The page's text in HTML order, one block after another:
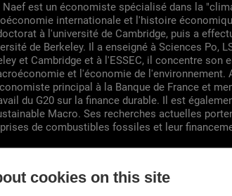
Naef est un économiste spécialisé dans la
internationale et l'histoire
à l'université de Cambridge, puis a
de Berkeley. Il a enseigné à Sciences Po,
et Cambridge et à l'ESSEC, il concentre son
et l'économie de l'environnement.
principal à la Banque de France et
du G20 sur la finance durable. Il est
Macro. Ses recherches actuelles
de combustibles fossiles et leur
cookies on this site